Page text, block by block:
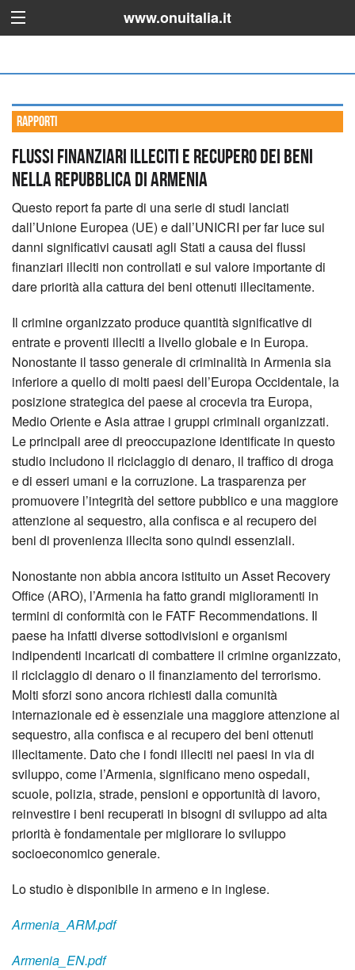
www.onuitalia.it
Rapporti
Flussi Finanziari Illeciti e Recupero dei Beni
nella Repubblica di Armenia
Questo report fa parte di una serie di studi lanciati
dall’Unione Europea (UE) e dall’UNICRI per far luce sui
danni significativi causati agli Stati a causa dei flussi
finanziari illeciti non controllati e sul valore importante di
dare priorità alla cattura dei beni ottenuti illecitamente.
Il crimine organizzato produce quantità significative di
entrate e proventi illeciti a livello globale e in Europa.
Nonostante il tasso generale di criminalità in Armenia sia
inferiore a quello di molti paesi dell’Europa Occidentale, la
posizione strategica del paese al crocevia tra Europa,
Medio Oriente e Asia attrae i gruppi criminali organizzati.
Le principali aree di preoccupazione identificate in questo
studio includono il riciclaggio di denaro, il traffico di droga
e di esseri umani e la corruzione. La trasparenza per
promuovere l’integrità del settore pubblico e una maggiore
attenzione al sequestro, alla confisca e al recupero dei
beni di provenienza illecita sono quindi essenziali.
Nonostante non abbia ancora istituito un Asset Recovery
Office (ARO), l’Armenia ha fatto grandi miglioramenti in
termini di conformità con le FATF Recommendations. Il
paese ha infatti diverse sottodivisioni e organismi
indipendenti incaricati di combattere il crimine organizzato,
il riciclaggio di denaro o il finanziamento del terrorismo.
Molti sforzi sono ancora richiesti dalla comunità
internazionale ed è essenziale una maggiore attenzione al
sequestro, alla confisca e al recupero dei beni ottenuti
illecitamente. Dato che i fondi illeciti nei paesi in via di
sviluppo, come l’Armenia, significano meno ospedali,
scuole, polizia, strade, pensioni e opportunità di lavoro,
reinvestire i beni recuperati in bisogni di sviluppo ad alta
priorità è fondamentale per migliorare lo sviluppo
socioeconomico generale.
Lo studio è disponibile in armeno e in inglese.
Armenia_ARM.pdf
Armenia_EN.pdf